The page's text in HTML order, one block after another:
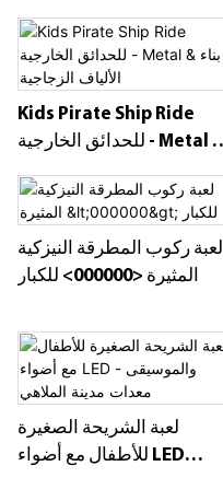
المسار ركوب القرص الطائر
الضخم
Kids Pirate Ship Ride
للحدائق الخارجية - Metal &
لعبة ركوب المطرقة النيزكية
المثيرة <000000> للكبار
لعبة الشريحة الصغيرة
للأطفال مع أضواء LED